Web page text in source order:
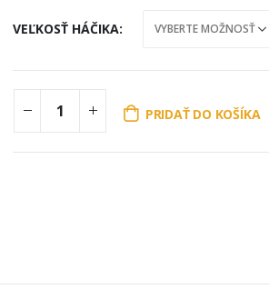
VEĽKOSŤ HÁČIKA
PRIDAŤ DO KOŠÍKA